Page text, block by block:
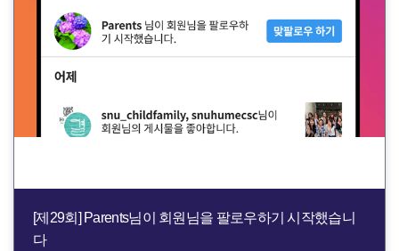
[제29회] Parents님이 회원님을 팔로우하기 시작했습니
다